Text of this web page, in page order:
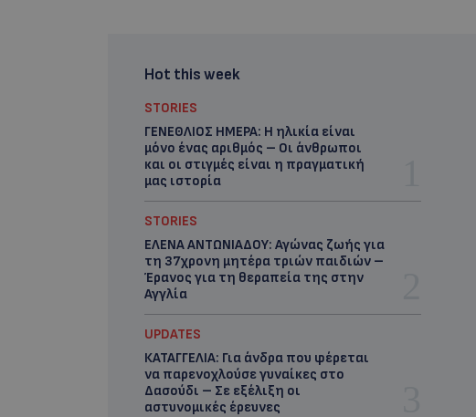
Hot this week
STORIES
ΓΕΝΕΘΛΙΟΣ ΗΜΕΡΑ: Η ηλικία είναι
μόνο ένας αριθμός – Οι άνθρωποι
και οι στιγμές είναι η πραγματική
μας ιστορία
STORIES
ΕΛΕΝΑ ΑΝΤΩΝΙΑΔΟΥ: Αγώνας ζωής για
τη 37χρονη μητέρα τριών παιδιών –
Έρανος για τη θεραπεία της στην
Αγγλία
UPDATES
ΚΑΤΑΓΓΕΛΙΑ: Για άνδρα που φέρεται
να παρενοχλούσε γυναίκες στο
Δασούδι – Σε εξέλιξη οι
αστυνομικές έρευνες